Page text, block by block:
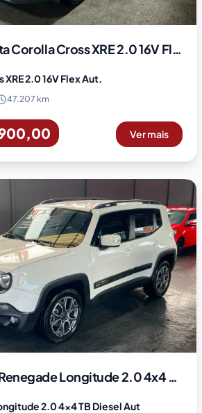
Corolla Cross XRE 2.0 16V Flex Aut.
2.0 16V Flex Aut.
47.207 km
Ver mais
Longitude 2.0 4x4 TB Diesel Aut
2.0 4x4 TB Diesel Aut